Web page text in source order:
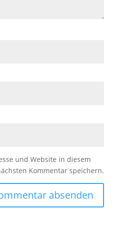
und Website in diesem
Kommentar speichern.